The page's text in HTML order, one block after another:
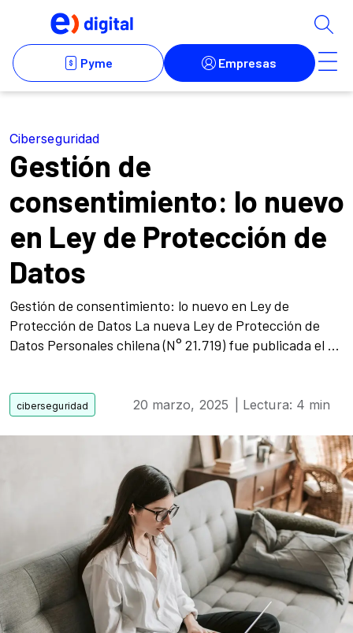
Ciberseguridad
Gestión de
consentimiento: lo nuevo
en Ley de Protección de
Datos
Gestión de consentimiento: lo nuevo en Ley de
Protección de Datos La nueva Ley de Protección de
Datos Personales chilena (N° 21.719) fue publicada el ...
20 marzo, 2025 | Lectura: 4 min